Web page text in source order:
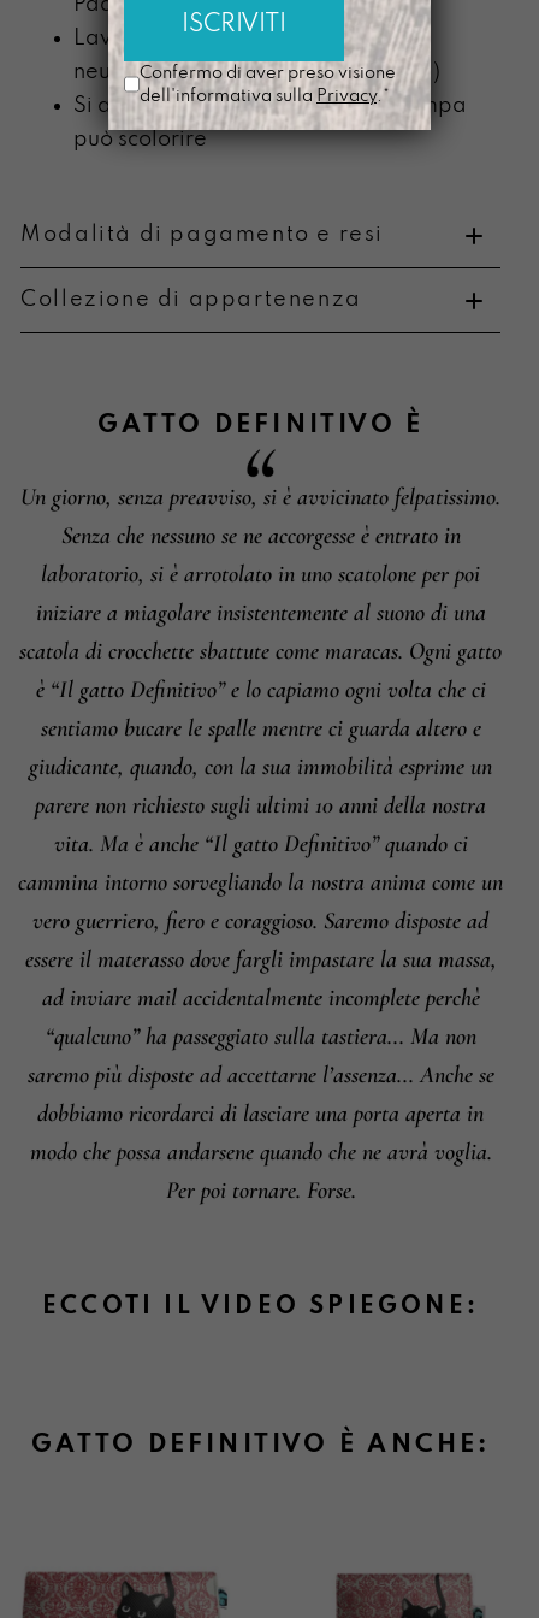
Padova
Lavabile a mano con detergente
neutro (senza componente alcolica)
Si ammorbidisce con l’uso e la stampa
può scolorire
Modalità di pagamento e resi
Informazioni su cambi e resi
Collezione di appartenenza
GATTO DEFINITIVO È
Un giorno, senza preavviso, si è avvicinato felpatissimo.
Senza che nessuno se ne accorgesse è entrato in
laboratorio, si è arrotolato in uno scatolone per poi
iniziare a miagolare insistentemente al suono di una
scatola di crocchette sbattute come maracas. Ogni gatto
è “Il gatto Definitivo” e lo capiamo ogni volta che ci
sentiamo bucare le spalle mentre ci guarda altero e
giudicante, quando, con la sua immobilità esprime un
parere non richiesto sugli ultimi 10 anni della nostra
vita. Ma è anche “Il gatto Definitivo” quando ci
cammina intorno sorvegliando la nostra anima come un
vero guerriero, fiero e coraggioso. Saremo disposte ad
essere il materasso dove fargli impastare la sua massa,
ad inviare mail accidentalmente incomplete perchè
“qualcuno” ha passeggiato sulla tastiera... Ma non
saremo più disposte ad accettarne l’assenza... Anche se
dobbiamo ricordarci di lasciare una porta aperta in
modo che possa andarsene quando che ne avrà voglia.
Per poi tornare. Forse.
ECCOTI IL VIDEO SPIEGONE:
GATTO DEFINITIVO È ANCHE:
Confermo di aver preso visione
dell'informativa sulla Privacy.*